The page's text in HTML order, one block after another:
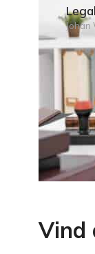
Johan
Vind